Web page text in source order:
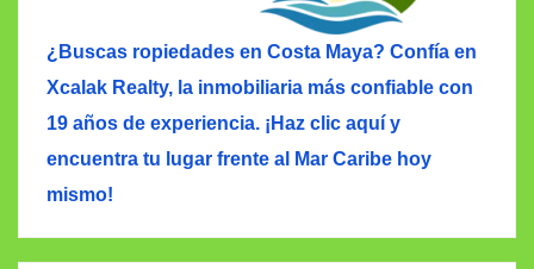
¿Buscas ropiedades en Costa Maya? Confía en
Xcalak Realty, la inmobiliaria más confiable con
19 años de experiencia. ¡Haz clic aquí y
encuentra tu lugar frente al Mar Caribe hoy
mismo!